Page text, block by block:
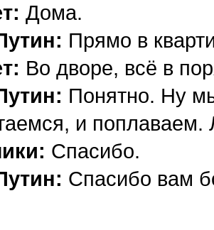
Дома.
Прямо в
Во дворе, всё в
Понятно. Ну
и поплаваем.
Спасибо.
Спасибо вам